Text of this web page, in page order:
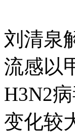
刘清泉
流感以
H3N2
变化较